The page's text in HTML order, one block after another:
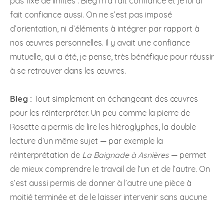
fait confiance aussi. On ne s’est pas imposé
d’orientation, ni d’éléments à intégrer par rapport à
nos œuvres personnelles. Il y avait une confiance
mutuelle, qui a été, je pense, très bénéfique pour réussir
à se retrouver dans les œuvres.
Bleg : Tout simplement en échangeant des œuvres
pour les réinterpréter. Un peu comme la pierre de
Rosette a permis de lire les hiéroglyphes, la double
lecture d’un même sujet — par exemple la
réinterprétation de La Baignade à Asnières — permet
de mieux comprendre le travail de l’un et de l’autre. On
s’est aussi permis de donner à l’autre une pièce à
moitié terminée et de le laisser intervenir sans aucune